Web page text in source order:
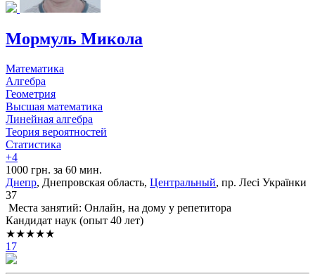
Мормуль Микола
Математика
Алгебра
Геометрия
Высшая математика
Линейная алгебра
Теория вероятностей
Статистика
+4
1000 грн. за 60 мин.
Днепр, Днепровская область, Центральный, пр. Лесі Українки
37
Места занятий: Онлайн, на дому у репетитора
Кандидат наук (опыт 40 лет)
★★★★★
17